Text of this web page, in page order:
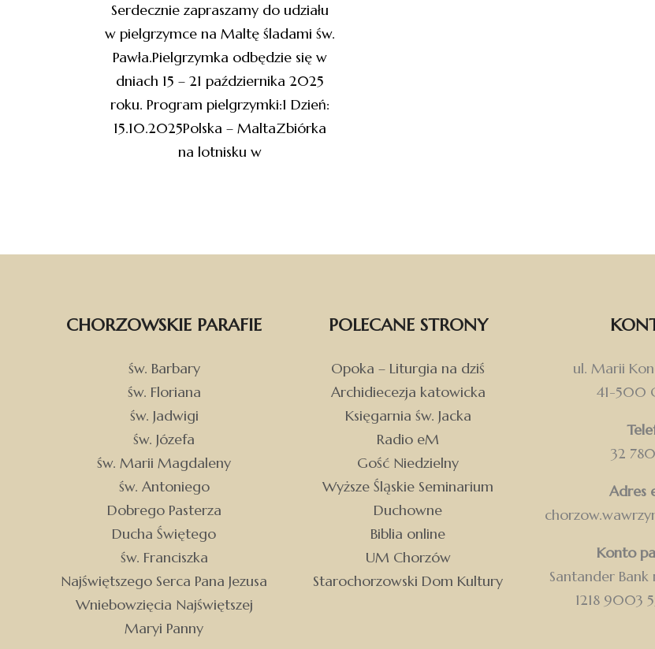
Serdecznie zapraszamy do udziału
w pielgrzymce na Maltę śladami św.
Pawła.Pielgrzymka odbędzie się w
dniach 15 – 21 października 2025
roku. Program pielgrzymki:1 Dzień:
15.10.2025Polska – MaltaZbiórka
na lotnisku w
CHORZOWSKIE PARAFIE
św. Barbary
św. Floriana
św. Jadwigi
św. Józefa
św. Marii Magdaleny
św. Antoniego
Dobrego Pasterza
Ducha Świętego
św. Franciszka
Najświętszego Serca Pana Jezusa
Wniebowzięcia Najświętszej
Maryi Panny
POLECANE STRONY
Opoka – Liturgia na dziś
Archidiecezja katowicka
Księgarnia św. Jacka
Radio eM
Gość Niedzielny
Wyższe Śląskie Seminarium
Duchowne
Biblia online
UM Chorzów
Starochorzowski Dom Kultury
ul. Marii
41-500
32
Adres
Konto
Santander
1218 9003
Dołącz do Parafii św. Wawrzyńca w Chorzowie